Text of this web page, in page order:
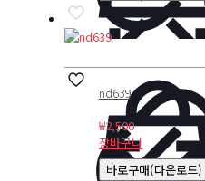
nd639
₩2,500
장바구니
바로구매(다운로드)